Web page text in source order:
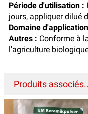
Période d'utilisation :
jours, appliquer dilué
Domaine
Autres : Conforme à
l'agriculture
Produits